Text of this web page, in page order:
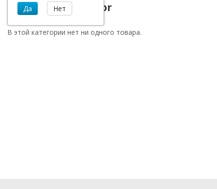
Гироскутеры Razor
В этой категории нет ни одного товара.